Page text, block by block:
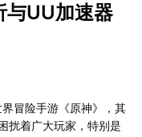
与UU加速器
冒险手游《原神》，其
扰着广大玩家，特别是